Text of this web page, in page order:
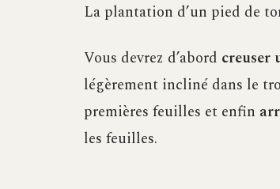
La plantation d’un pied de
Vous devrez d’abord creuser
légèrement incliné dans le
premières feuilles et enfin
les feuilles.